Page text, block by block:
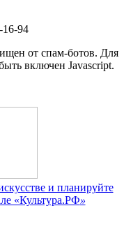
16-94
от спам-ботов. Для
включен Javascript.
и планируйте
«Культура.РФ»